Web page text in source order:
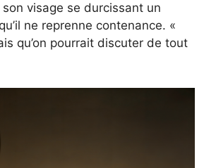
visage se durcissant un
ne reprenne contenance. «
qu’on pourrait discuter de tout